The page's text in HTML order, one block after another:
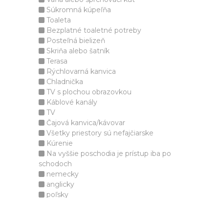
Súkromná kúpeľňa
Toaleta
Bezplatné toaletné potreby
Posteľná bielizeň
Skriňa alebo šatník
Terasa
Rýchlovarná kanvica
Chladnička
TV s plochou obrazovkou
Káblové kanály
TV
Čajová kanvica/kávovar
Všetky priestory sú nefajčiarske
Kúrenie
Na vyššie poschodia je prístup iba po
schodoch
nemecky
anglicky
poľsky